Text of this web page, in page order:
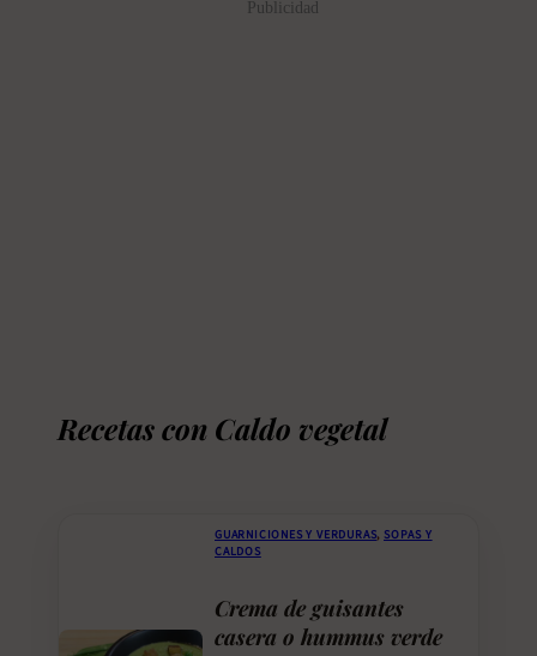
Publicidad
Recetas con Caldo vegetal
GUARNICIONES Y VERDURAS, SOPAS Y
CALDOS
Crema de guisantes
casera o hummus verde